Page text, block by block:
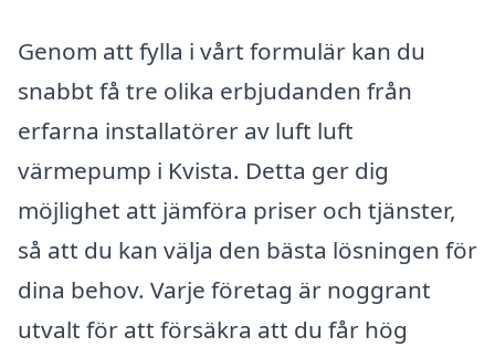
Genom att fylla i vårt formulär kan du
snabbt få tre olika erbjudanden från
erfarna installatörer av luft luft
värmepump i Kvista. Detta ger dig
möjlighet att jämföra priser och tjänster,
så att du kan välja den bästa lösningen för
dina behov. Varje företag är noggrant
utvalt för att försäkra att du får hög